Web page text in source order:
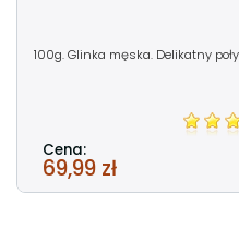
100g. Glinka męska. Delikatny
Cena:
69,99 zł